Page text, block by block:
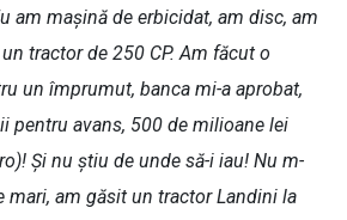
am mașină de erbicidat, am disc, am
tractor de 250 CP. Am făcut o
un împrumut, banca mi-a aprobat,
pentru avans, 500 de milioane lei
Și nu știu de unde să-i iau! Nu m-
mari, am găsit un tractor Landini la